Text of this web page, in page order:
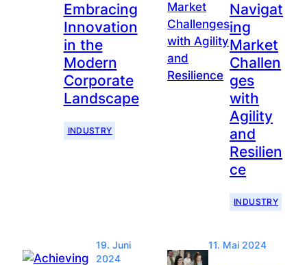
Embracing
Innovation
in the
Modern
Corporate
Landscape
INDUSTRY
Navigat
ing
Market
Challen
ges
with
Agility
and
Resilien
ce
INDUSTRY
19. Juni
2024
11. Mai 2024